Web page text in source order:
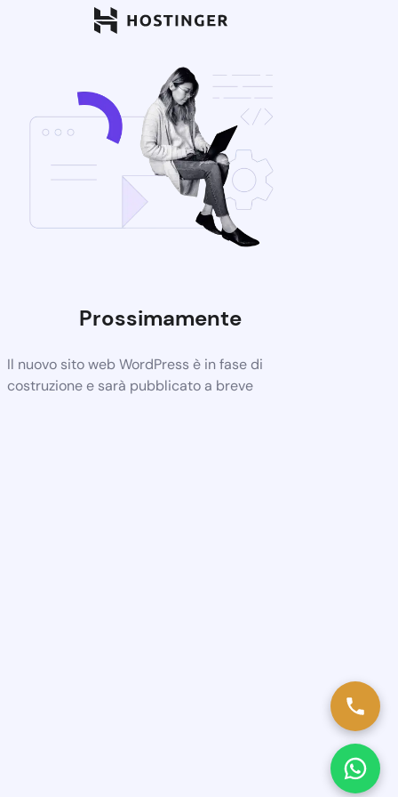
Prossimamente
Il nuovo sito web WordPress è in fase di
costruzione e sarà pubblicato a breve